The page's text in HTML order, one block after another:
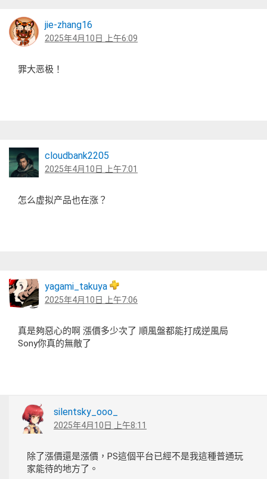
jie-zhang16
2025年4月10日 上午6:09
罪大恶极！
cloudbank2205
2025年4月10日 上午7:01
怎么虚拟产品也在涨？
yagami_takuya
2025年4月10日 上午7:06
真是夠惡心的啊 漲價多少次了 順風盤都能打成逆風局
Sony你真的無敵了
silentsky_ooo_
2025年4月10日 上午8:11
除了漲價還是漲價，PS這個平台已經不是我這種普通玩
家能待的地方了。